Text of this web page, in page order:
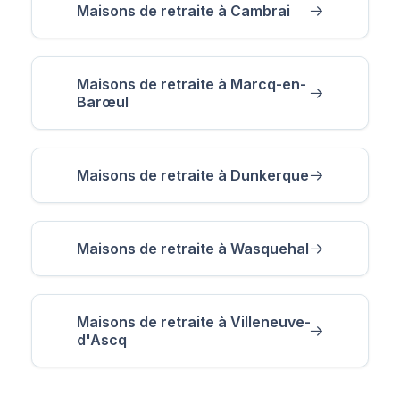
Maisons de retraite à Cambrai
Maisons de retraite à Marcq-en-
Barœul
Maisons de retraite à Dunkerque
Maisons de retraite à Wasquehal
Maisons de retraite à Villeneuve-
d'Ascq